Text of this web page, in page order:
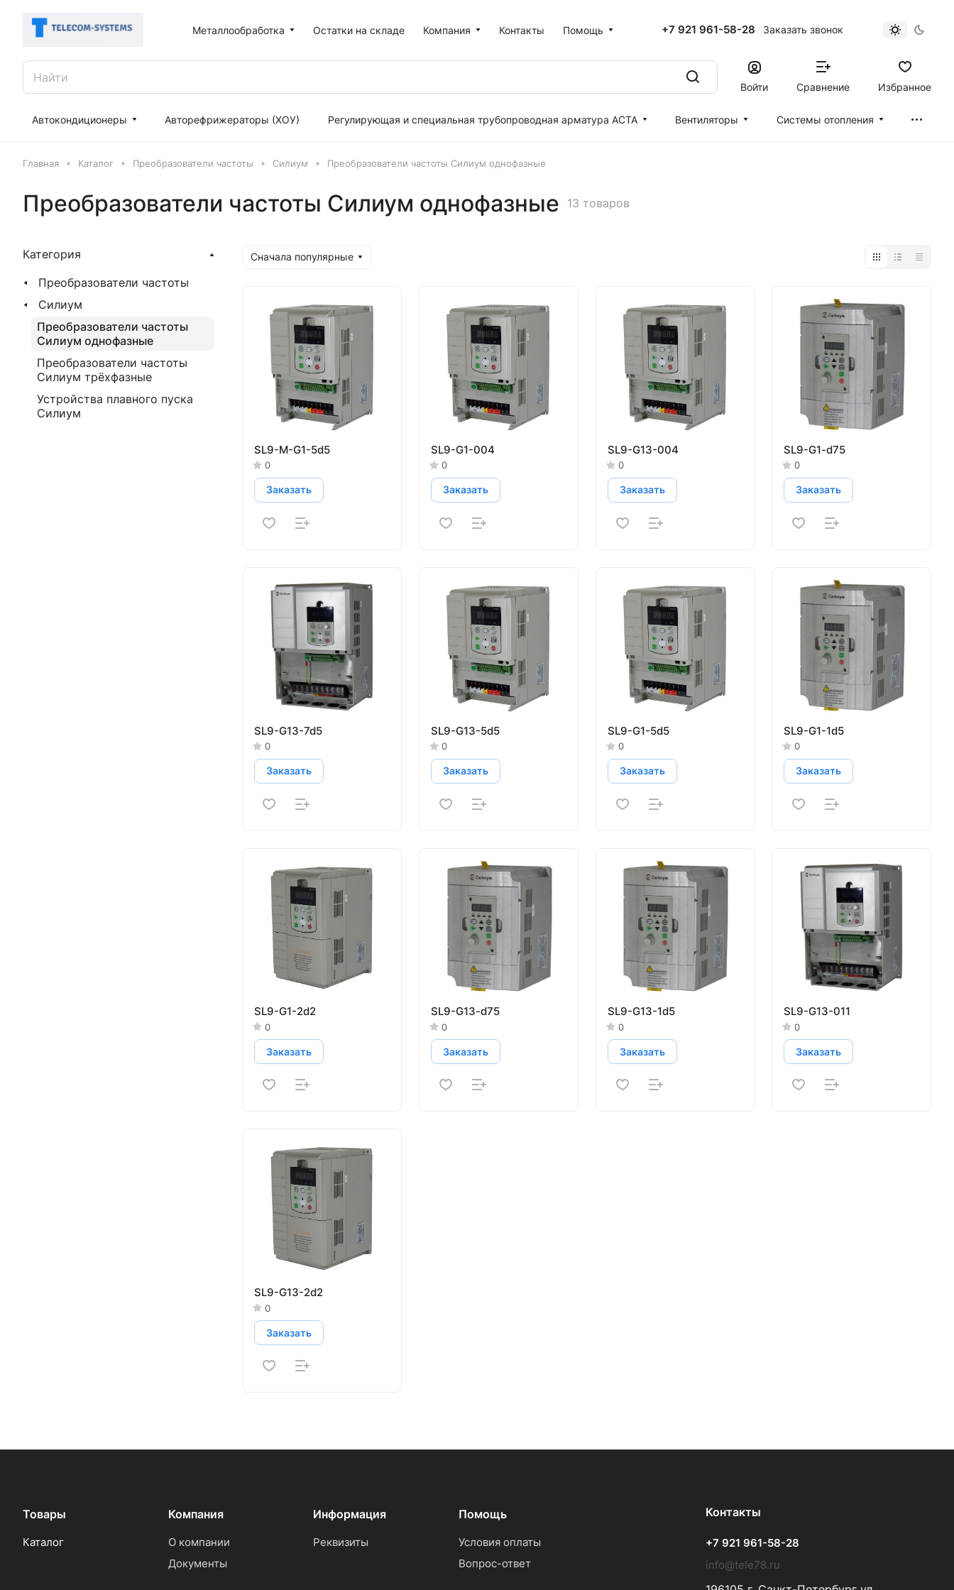
Металлообработка Остатки на складе Компания Контакты Помощь +7 921 961-58-28 Заказать звонок
Войти Сравнение Избранное
Автокондиционеры Авторефрижераторы (ХОУ) Регулирующая и специальная трубопроводная арматура АСТА Вентиляторы Cистемы отопления
Главная Каталог Преобразователи частоты Силиум Преобразователи частоты Силиум однофазные
Преобразователи частоты Силиум однофазные 13 товаров
Сначала популярные
SL9-M-G1-5d5
0
Заказать
SL9-G1-004
0
Заказать
SL9-G13-004
0
Заказать
SL9-G1-d75
0
Заказать
SL9-G13-7d5
0
Заказать
SL9-G13-5d5
0
Заказать
SL9-G1-5d5
0
Заказать
SL9-G1-1d5
0
Заказать
SL9-G1-2d2
0
Заказать
SL9-G13-d75
0
Заказать
SL9-G13-1d5
0
Заказать
SL9-G13-011
0
Заказать
SL9-G13-2d2
0
Заказать
Категория
Преобразователи частоты
Силиум
Преобразователи частоты
Силиум однофазные
Преобразователи частоты
Силиум трёхфазные
Устройства плавного пуска
Силиум
Товары
Каталог
Компания
О компании
Документы
Информация
Реквизиты
Помощь
Условия оплаты
Вопрос-ответ
Контакты
+7 921 961-58-28
info@tele78.ru